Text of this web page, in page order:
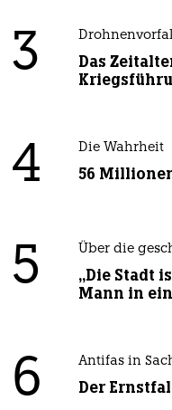
3
Das
4 Die Wahrheit
56
5 Über die
„Die Stadt
Mann in
6 Antifas in
Der